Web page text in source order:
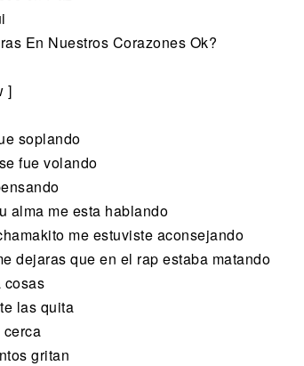
En Nuestros Corazones Ok?
]
soplando
fue volando
alma me esta hablando
me estuviste aconsejando
dejaras que en el rap estaba matando
cosas
las quita
gritan